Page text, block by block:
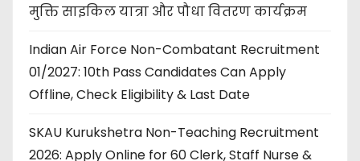
मुक्ति साइकिल यात्रा और पौधा वितरण कार्यक्रम
Indian Air Force Non-Combatant Recruitment
01/2027: 10th Pass Candidates Can Apply
Offline, Check Eligibility & Last Date
SKAU Kurukshetra Non-Teaching Recruitment
2026: Apply Online for 60 Clerk, Staff Nurse &